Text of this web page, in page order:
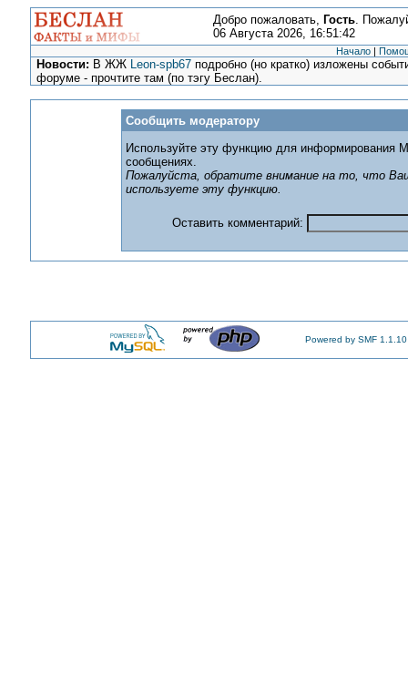
Добро пожаловать, Гость.
06 Августа 2026, 16:51:42
Начало |
Новости: В ЖЖ Leon-spb67 подробно (но кратко) изложены
форуме - прочтите там (по тэгу Беслан).
Сообщить модератору
Используйте эту функцию для информирования
сообщениях.
Пожалуйста, обратите внимание на то, что
используете эту функцию.
Оставить комментарий:
Powered by SMF 1.1.10